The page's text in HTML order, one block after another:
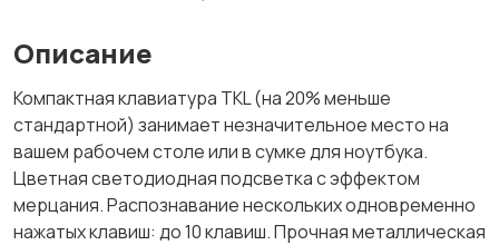
Описание
Компактная клавиатура TKL (на 20% меньше
стандартной) занимает незначительное место на
вашем рабочем столе или в сумке для ноутбука.
Цветная светодиодная подсветка с эффектом
мерцания. Распознавание нескольких одновременно
нажатых клавиш: до 10 клавиш. Прочная металлическая